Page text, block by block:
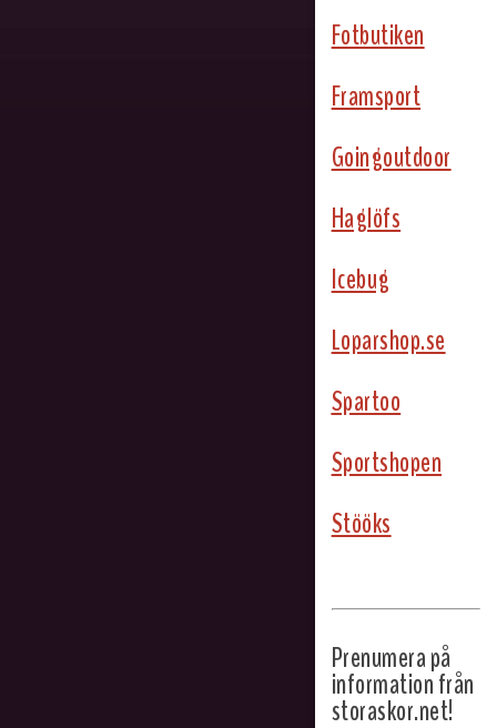
Fotbutiken
Framsport
Goingoutdoor
Haglöfs
Icebug
Loparshop.se
Spartoo
Sportshopen
Stööks
Prenumera på
information från
storaskor.net!